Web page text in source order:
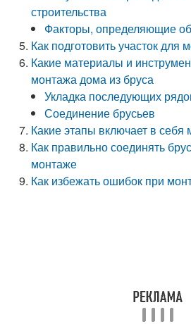
строительства
Факторы, определяющие
Как подготовить участок для
Какие материалы и
монтажа дома из бруса
Укладка последующих
Соединение брусьев
Какие этапы включает в
Как правильно соединять
монтаже
Как избежать ошибок при